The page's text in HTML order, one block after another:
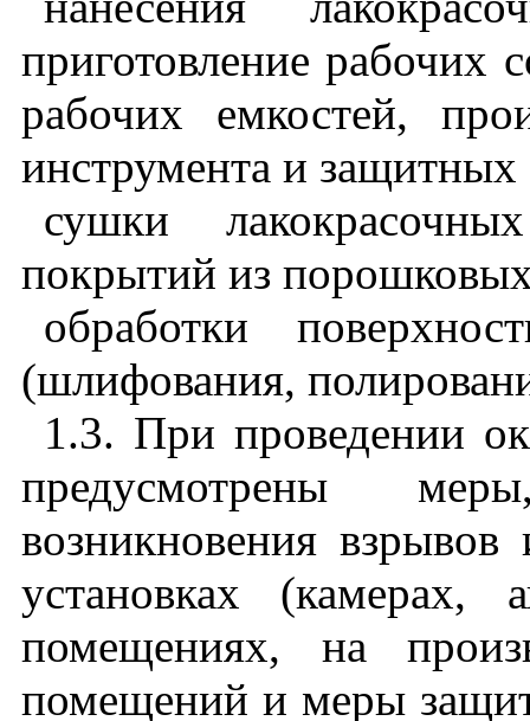
приготовление рабочих
рабочих емкостей,
инструмента и защитных
сушки
покрытий из
обработки
(шлифования,
1.3. При проведении
предусмотрены
возникновения
установках (камерах,
помещениях, на
помещений и меры